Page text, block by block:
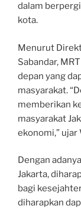
dalam
kota.
Menurut
Sabandar,
depan yang
masyarakat.
memberikan
masyarakat
ekonomi,” ujar
Dengan
Jakarta,
bagi
diharapkan